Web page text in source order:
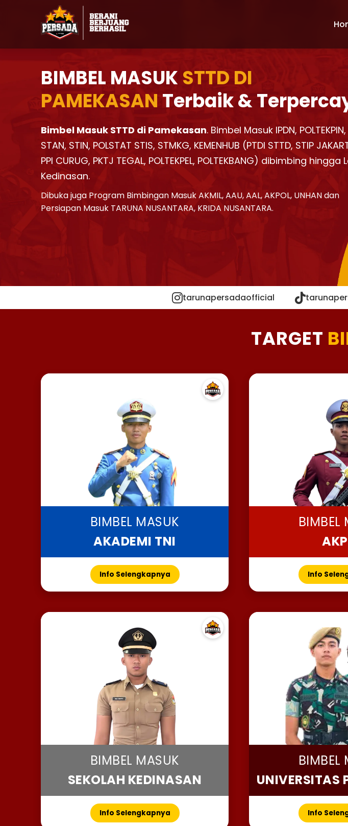
BIMBEL MASUK STTD DI
PAMEKASAN Terbaik &
Bimbel Masuk STTD di Pamekasan. Bimbel Masuk IPDN, POLTEKPIN,
STAN, STIN, POLSTAT STIS, STMKG, KEMENHUB (PTDI STTD, STIP
PPI CURUG, PKTJ TEGAL, POLTEKPEL, POLTEKBANG) dibimbing hingga
Kedinasan.
Dibuka juga Program Bimbingan Masuk AKMIL, AAU, AAL, AKPOL, UNHAN dan
Persiapan Masuk TARUNA NUSANTARA, KRIDA NUSANTARA.
tarunapersadaofficial
TARGET
BIMBEL MASUK
AKADEMI TNI
Info Selengkapnya
BIMBEL
Info
BIMBEL MASUK
SEKOLAH KEDINASAN
Info Selengkapnya
BIMBEL
UNIVERSITAS
Info